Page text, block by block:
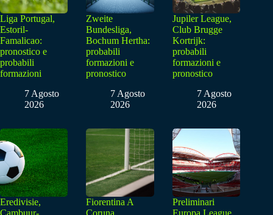
Liga Portugal,
Estoril-
Famalicao:
pronostico e
probabili
formazioni
7 Agosto
2026
Zweite
Bundesliga,
Bochum Hertha:
probabili
formazioni e
pronostico
7 Agosto
2026
Jupiler League,
Club Brugge
Kortrijk:
probabili
formazioni e
pronostico
7 Agosto
2026
Eredivisie,
Cambuur-
Fiorentina A
Coruna,
Preliminari
Europa League,